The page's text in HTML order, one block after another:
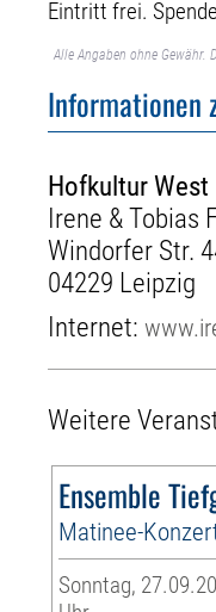
Eintritt frei.
Alle Angaben ohne
Informationen
Hofkultur West
Irene & Tobias
Windorfer Str.
04229 Leipzig
Internet:
Weitere
Ensemble
Matinee-
Sonntag,